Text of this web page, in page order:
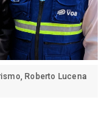
Roberto Lucena